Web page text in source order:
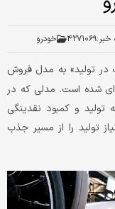
خبر:۴۲۷۱۰۶۹ خودرو
در تولید» به مدل فروش
شده است. مدلی که در
و کمبود نقدینگی
تولید را از مسیر جذب